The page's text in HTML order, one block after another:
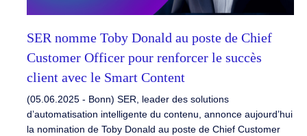
SER nomme Toby Donald au poste de Chief
Customer Officer pour renforcer le succès
client avec le Smart Content
(05.06.2025 - Bonn) SER, leader des solutions
d’automatisation intelligente du contenu, annonce aujourd’hui
la nomination de Toby Donald au poste de Chief Customer